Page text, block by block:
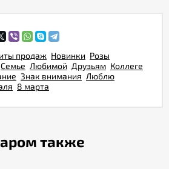
продаж Новинки Розы
Семье Любимой Друзьям Коллеге
Знак внимания Люблю
8 марта
также